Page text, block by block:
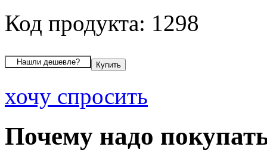
Код продукта: 1298
хочу спросить
Почему надо